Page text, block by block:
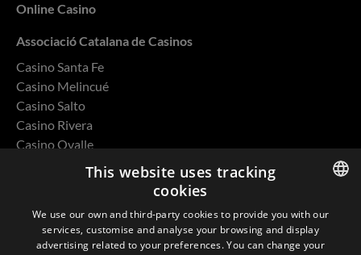
Online Casino
Associació Catalana de Casinos
Casino Santa Fe
Casino Melincué
Casino Salto
Casino Rivera
Casino Ovalle
Privacy Policy
ENGLISH
SPANISH
This website uses tracking
cookies
We use our own and third-party cookies to provide you with our
services, customise and analyse your browsing and display
advertising related to your preferences. You can change your